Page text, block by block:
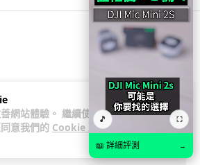
網站體驗。 繼續使用
意我們的 Cookie 政
試期間入侵他家公司 三
曝安全漏洞
🎵 ⛶
📖 詳細評測 →